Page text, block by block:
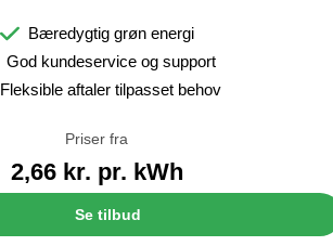
Bæredygtig grøn energi
God kundeservice og support
Fleksible aftaler tilpasset behov
Priser fra
2,66 kr. pr. kWh
Se tilbud